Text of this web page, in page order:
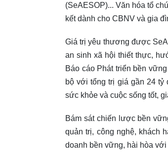
(SeAESOP)... Văn hóa tổ
kết dành cho CBNV và gia
Giá trị yêu thương được
an sinh xã hội thiết thực,
Báo cáo Phát triển bền
bộ với tổng trị giá gần 24 tỷ
sức khỏe và cuộc sống tốt,
Bám sát chiến lược bền
quản trị, công nghệ, khách
doanh bền vững, hài hòa